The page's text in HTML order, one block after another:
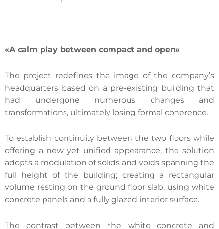
«A calm play between compact and open»
The project redefines the image of the company’s
headquarters based on a pre-existing building that
had undergone numerous changes and
transformations, ultimately losing formal coherence.
To establish continuity between the two floors while
offering a new yet unified appearance, the solution
adopts a modulation of solids and voids spanning the
full height of the building; creating a rectangular
volume resting on the ground floor slab, using white
concrete panels and a fully glazed interior surface.
The contrast between the white concrete and